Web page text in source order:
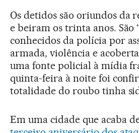
Os detidos são oriundos da
e beiram os trinta anos. São
conhecidos da polícia por
armada, violência e
uma fonte policial à mídia
quinta-feira à noite foi
totalidade do roubo tinha
Em uma cidade que acaba